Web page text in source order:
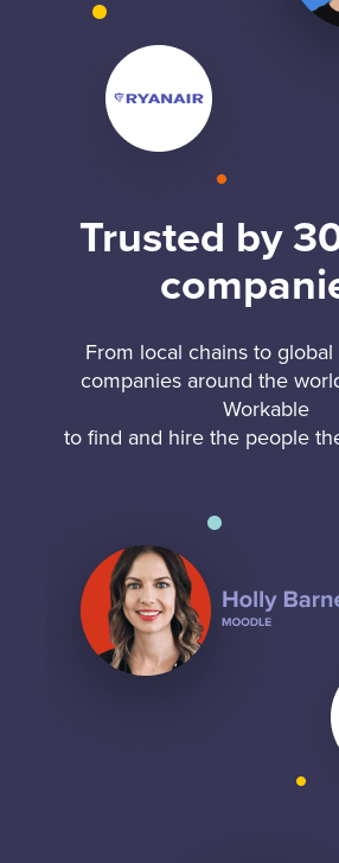
Trusted by
From local chains to global
companies around the
Workable
to find and hire the people